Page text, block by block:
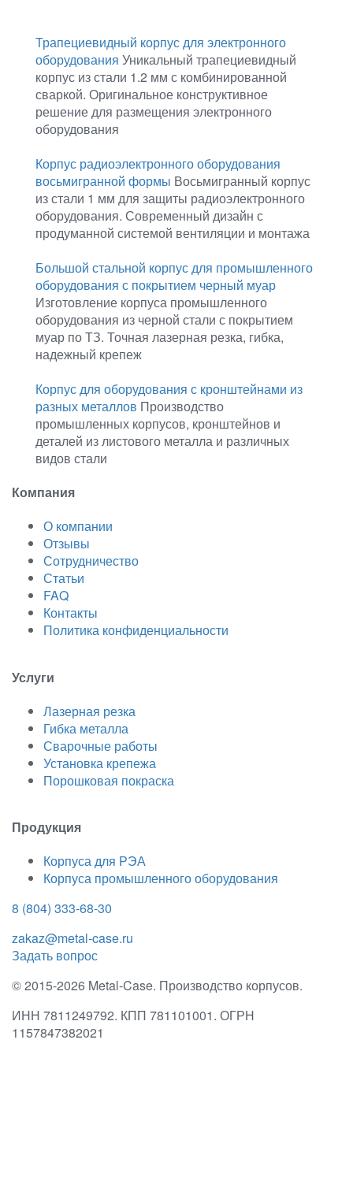
Трапециевидный корпус для электронного
оборудования Уникальный трапециевидный
корпус из стали 1.2 мм с комбинированной
сваркой. Оригинальное конструктивное
решение для размещения электронного
оборудования
Корпус радиоэлектронного оборудования
восьмигранной формы Восьмигранный корпус
из стали 1 мм для защиты радиоэлектронного
оборудования. Современный дизайн с
продуманной системой вентиляции и монтажа
Большой стальной корпус для промышленного
оборудования с покрытием черный муар
Изготовление корпуса промышленного
оборудования из черной стали с покрытием
муар по ТЗ. Точная лазерная резка, гибка,
надежный крепеж
Корпус для оборудования с кронштейнами из
разных металлов Производство
промышленных корпусов, кронштейнов и
деталей из листового металла и различных
видов стали
Компания
О компании
Отзывы
Сотрудничество
Статьи
FAQ
Контакты
Политика конфиденциальности
Услуги
Лазерная резка
Гибка металла
Сварочные работы
Установка крепежа
Порошковая покраска
Продукция
Корпуса для РЭА
Корпуса промышленного оборудования
8 (804) 333-68-30
zakaz@metal-case.ru
Задать вопрос
© 2015-2026 Metal-Case. Производство корпусов.
ИНН 7811249792. КПП 781101001. ОГРН
1157847382021